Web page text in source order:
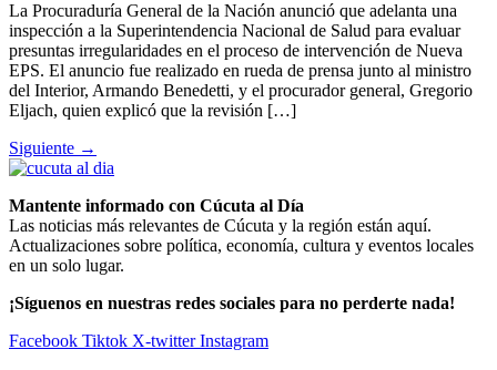
La Procuraduría General de la Nación anunció que adelanta una
inspección a la Superintendencia Nacional de Salud para evaluar
presuntas irregularidades en el proceso de intervención de Nueva
EPS. El anuncio fue realizado en rueda de prensa junto al ministro
del Interior, Armando Benedetti, y el procurador general, Gregorio
Eljach, quien explicó que la revisión […]
Siguiente →
Mantente informado con Cúcuta al Día
Las noticias más relevantes de Cúcuta y la región están aquí.
Actualizaciones sobre política, economía, cultura y eventos locales
en un solo lugar.
¡Síguenos en nuestras redes sociales para no perderte nada!
Facebook Tiktok X-twitter Instagram